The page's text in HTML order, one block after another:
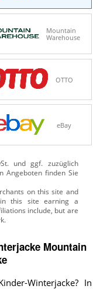
Mountain
Warehouse
OTTO
eBay
und ggf. zuzüglich
Angeboten finden Sie
Mountain
Winterjacke? In